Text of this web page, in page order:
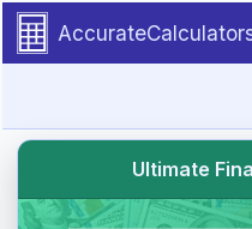
Go to tutorial content
Ultimate